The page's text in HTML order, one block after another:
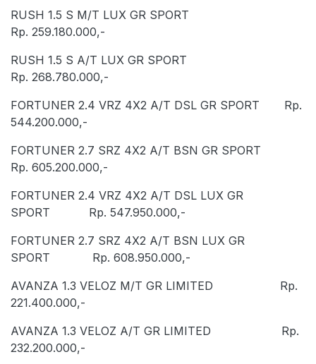
RUSH 1.5 S M/T LUX GR SPORT
Rp. 259.180.000,-
RUSH 1.5 S A/T LUX GR SPORT
Rp. 268.780.000,-
FORTUNER 2.4 VRZ 4X2 A/T DSL GR SPORT Rp.
544.200.000,-
FORTUNER 2.7 SRZ 4X2 A/T BSN GR SPORT
Rp. 605.200.000,-
FORTUNER 2.4 VRZ 4X2 A/T DSL LUX GR
SPORT Rp. 547.950.000,-
FORTUNER 2.7 SRZ 4X2 A/T BSN LUX GR
SPORT Rp. 608.950.000,-
AVANZA 1.3 VELOZ M/T GR LIMITED Rp.
221.400.000,-
AVANZA 1.3 VELOZ A/T GR LIMITED Rp.
232.200.000,-